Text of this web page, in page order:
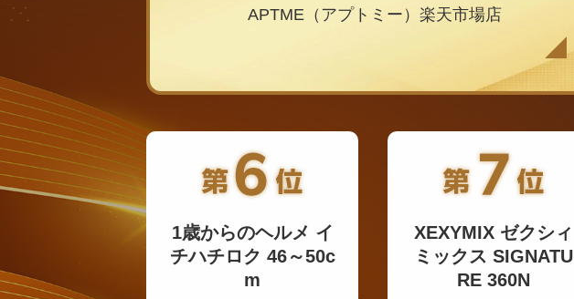
APTME（アプトミー）楽天市場店
1歳からのヘルメ イ
チハチロク 46～50c
m
XEXYMIX ゼクシィ
ミックス SIGNATU
RE 360N